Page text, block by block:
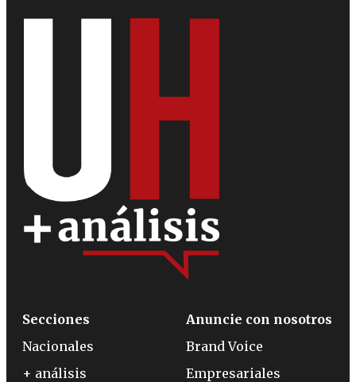
Secciones
Nacionales
+ análisis
Anuncie con nosotros
Brand Voice
Empresariales